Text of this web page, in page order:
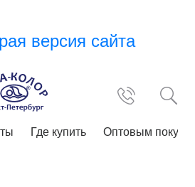
версия сайта
Где купить Оптовым